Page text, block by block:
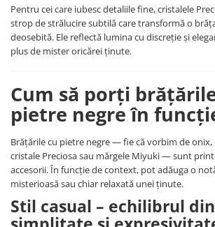
Coliere cu pietre semiprețioase
Pentru cei care iubesc detaliile fine, cristalele
strop de strălucire subtilă care transformă o
deosebită. Ele reflectă lumina cu discreție și
plus de mister oricărei ținute.
Cum să porți
pietre negre în
Brățările cu pietre negre — fie că vorbim de onix,
cristale Preciosa sau mărgele Miyuki — sunt
accesorii. În funcție de context, pot adăuga o
misterioasă sau chiar relaxată unei ținute.
Stil casual – echilibrul